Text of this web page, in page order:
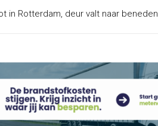
in Rotterdam, deur valt naar beneden